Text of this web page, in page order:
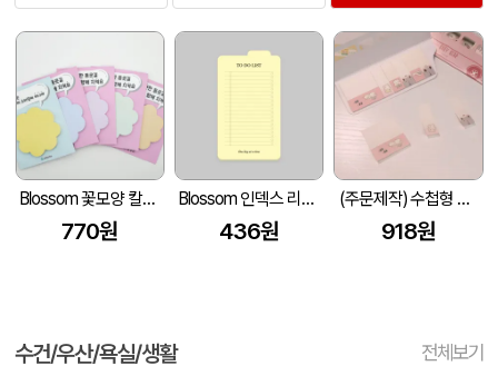
Blossom 꽃모양 칼선 점착 메모지 뒷대지형-50매
770원
Blossom 인덱스 리스트업 점착 메모지
436원
(주문제작) 수첩형 mini 컬러 포스트잇 20매/30매 1P
918원
수건/우산/욕실/생활 전체보기